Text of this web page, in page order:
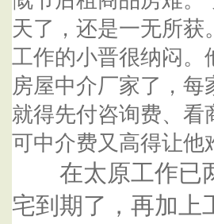
天了，还是一无所获
工作的小晋很纳闷。
房屋中介厂家了，
就得先付咨询费、看
可中介费又高得让他
在太原工作已两
宅到期了，再加上